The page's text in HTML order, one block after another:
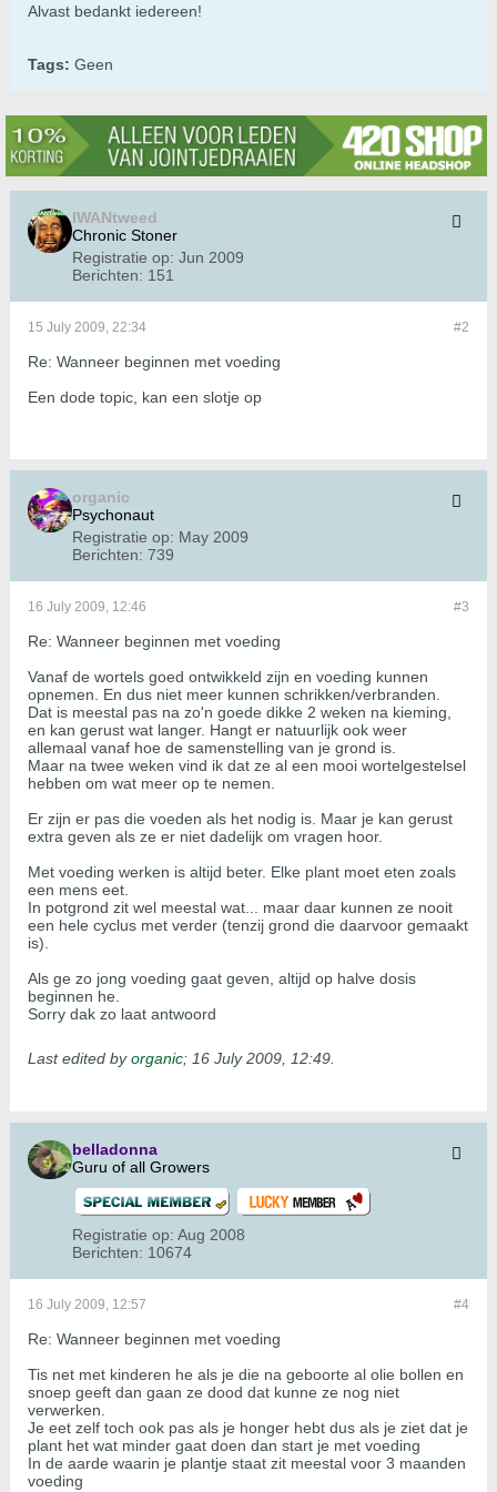
Alvast bedankt iedereen!
Tags: Geen
IWANtweed
Chronic Stoner
Registratie op: Jun 2009
Berichten: 151
#2
15 July 2009, 22:34
Re: Wanneer beginnen met voeding
Een dode topic, kan een slotje op
organic
Psychonaut
Registratie op: May 2009
Berichten: 739
#3
16 July 2009, 12:46
Re: Wanneer beginnen met voeding
Vanaf de wortels goed ontwikkeld zijn en voeding kunnen
opnemen. En dus niet meer kunnen schrikken/verbranden.
Dat is meestal pas na zo'n goede dikke 2 weken na kieming,
en kan gerust wat langer. Hangt er natuurlijk ook weer
allemaal vanaf hoe de samenstelling van je grond is.
Maar na twee weken vind ik dat ze al een mooi wortelgestelsel
hebben om wat meer op te nemen.
Er zijn er pas die voeden als het nodig is. Maar je kan gerust
extra geven als ze er niet dadelijk om vragen hoor.
Met voeding werken is altijd beter. Elke plant moet eten zoals
een mens eet.
In potgrond zit wel meestal wat... maar daar kunnen ze nooit
een hele cyclus met verder (tenzij grond die daarvoor gemaakt
is).
Als ge zo jong voeding gaat geven, altijd op halve dosis
beginnen he.
Sorry dak zo laat antwoord
Last edited byorganic; 16 July 2009, 12:49
belladonna
Guru of all Growers
Registratie op: Aug 2008
Berichten: 10674
#4
16 July 2009, 12:57
Re: Wanneer beginnen met voeding
Tis net met kinderen he als je die na geboorte al olie bollen en
snoep geeft dan gaan ze dood dat kunne ze nog niet
verwerken.
Je eet zelf toch ook pas als je honger hebt dus als je ziet dat je
plant het wat minder gaat doen dan start je met voeding
In de aarde waarin je plantje staat zit meestal voor 3 maanden
voeding